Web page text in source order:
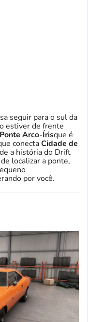
seguir para o sul da
estiver de frente
Ponte Arco-Írisque é
conectaCidade de
a história do Drift
localizar a ponte,
por você.